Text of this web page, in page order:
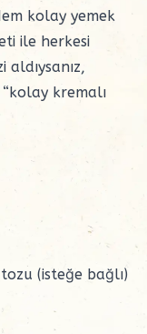
kolay yemek
ile herkesi
aldıysanız,
“kolay kremalı
(isteğe bağlı)